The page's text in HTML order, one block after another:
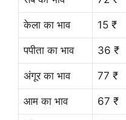
केला का भाव 15 ₹
पपीता का भाव 36 ₹
अंगूर का भाव 77 ₹
आम का भाव 67 ₹